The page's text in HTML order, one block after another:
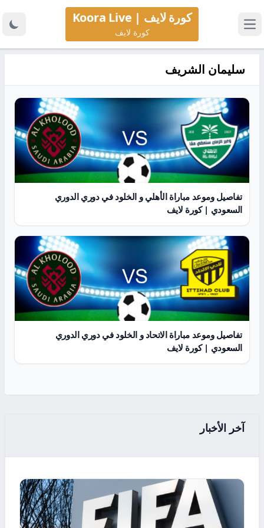
كورة لايف | Koora Live
كورة لايف
سليمان الشريف
تفاصيل وموعد مباراة الأهلي و الخلود في دوري الدوري
السعودي | كورة لايف
تفاصيل وموعد مباراة الاتحاد و الخلود في دوري الدوري
السعودي | كورة لايف
آخر الأخبار